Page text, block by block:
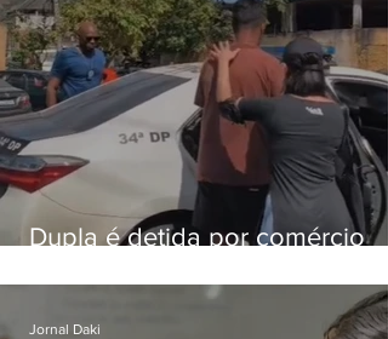
Dupla é detida por comércio
Bangu
Jornal Daki